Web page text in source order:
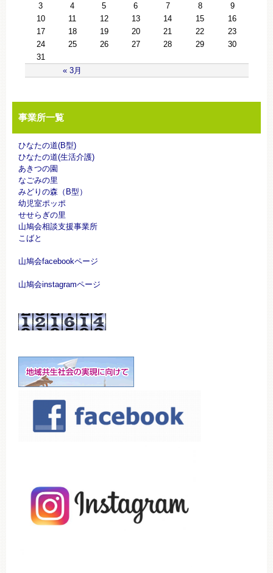
« 3月
3
4 5 6 7 8
9
10
11 12 13 14 15
16
17
18 19 20 21 22
23
24
25 26 27 28 29
30
31
事業所一覧
ひなたの道(B型)
ひなたの道(生活介護)
あきつの園
なごみの里
みどりの森（B型）
幼児室ポッポ
せせらぎの里
山鳩会相談支援事業所
こばと
山鳩会facebookページ
山鳩会instagramページ